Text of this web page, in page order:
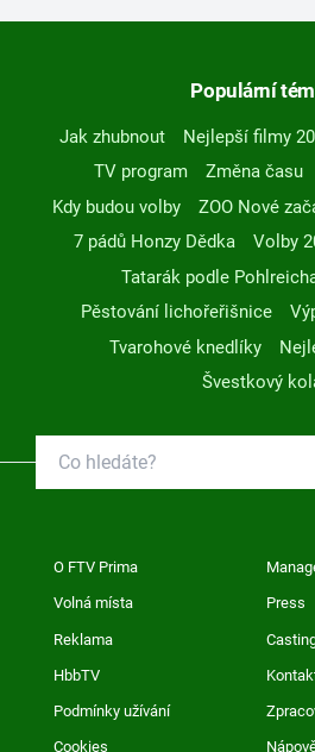
Populární
Jak zhubnout Nejlepší filmy
TV program
Změna času
Kdy budou volby
ZOO Nové
7 pádů Honzy Dědka
Volby
Tatarák podle
Pěstování lichořeřišnice
Tvarohové knedlíky
Švestkový
O FTV Prima
Volná místa Press
Reklama
HbbTV
Podmínky užívání
Cookies